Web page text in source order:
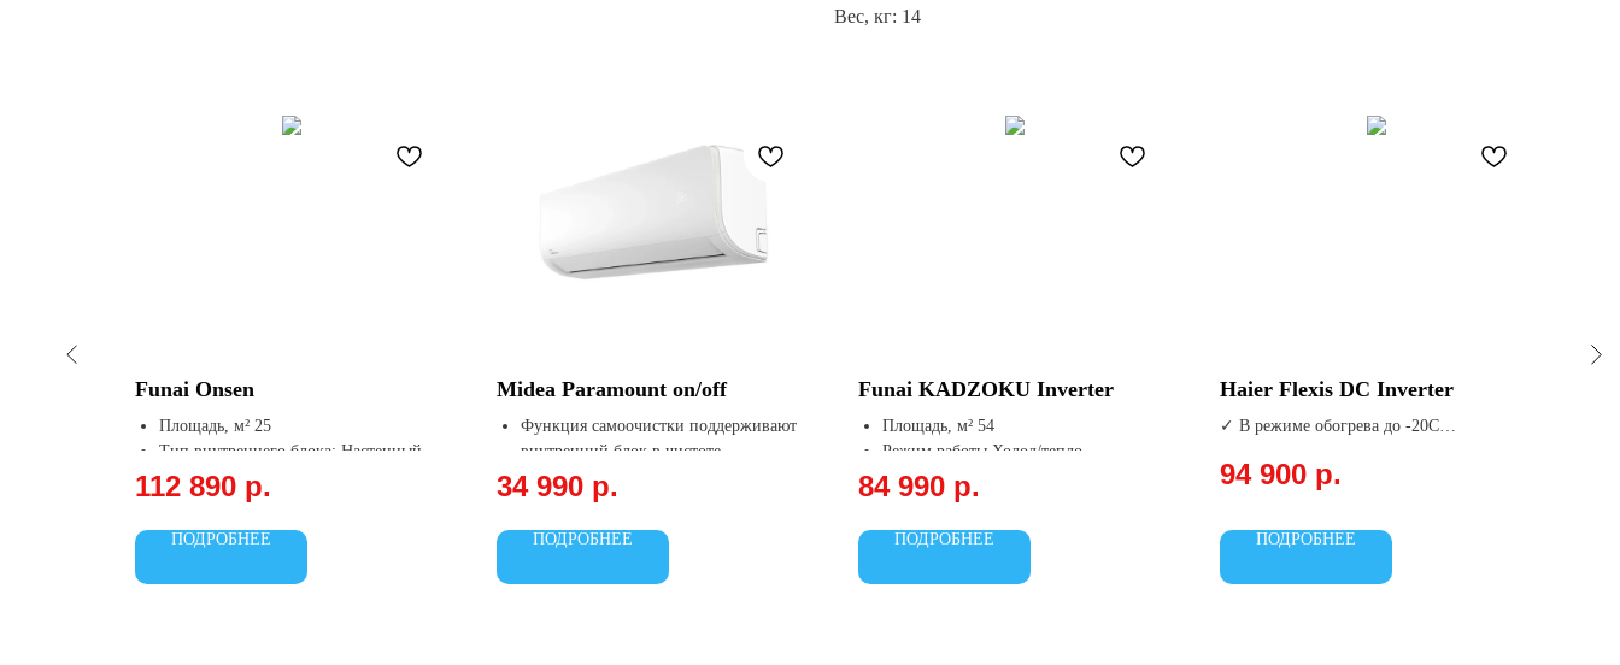
Вес, кг: 14
Funai Onsen
Площадь, м² 25
Тип внутреннего блока: Настенный
Охлаждение, кВт 2.7
Обогрев, кВт 3.5
112 890 р.
ПОДРОБНЕЕ
Midea Paramount on/off
Функция самоочистки поддерживают
внутренний блок в чистоте
Wi-Fi (опция)
Максимально быстрая подача
прохладного воздуха
Очистку воздуха, уничтожает вирусы
34 990 р.
ПОДРОБНЕЕ
Funai KADZOKU Inverter
Площадь, м² 54
Режим работы Холод/тепло
Охлаждение, кВт 5.4
Обогрев, кВт 5.45
84 990 р.
ПОДРОБНЕЕ
Haier Flexis DC Inverter
✓ В режиме обогрева до -20С
✓ 5 моделей с разной мощностью
94 900 р.
ПОДРОБНЕЕ